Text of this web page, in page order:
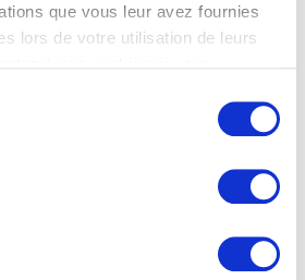
que vous leur avez fournies
lors de votre utilisation de leurs